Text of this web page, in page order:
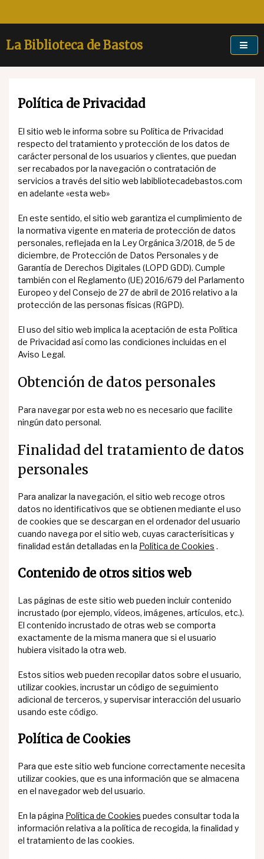
La Biblioteca de Bastos
Política de Privacidad
El sitio web le informa sobre su Política de Privacidad
respecto del tratamiento y protección de los datos de
carácter personal de los usuarios y clientes, que puedan
ser recabados por la navegación o contratación de
servicios a través del sitio web labibliotecadebastos.com
en adelante «esta web»
En este sentido, el sitio web garantiza el cumplimiento de
la normativa vigente en materia de protección de datos
personales, reflejada en la Ley Orgánica 3/2018, de 5 de
diciembre, de Protección de Datos Personales y de
Garantía de Derechos Digitales (LOPD GDD). Cumple
también con el Reglamento (UE) 2016/679 del Parlamento
Europeo y del Consejo de 27 de abril de 2016 relativo a la
protección de las personas físicas (RGPD).
El uso del sitio web implica la aceptación de esta Política
de Privacidad así como las condiciones incluidas en el
Aviso Legal.
Obtención de datos personales
Para navegar por esta web no es necesario que facilite
ningún dato personal.
Finalidad del tratamiento de datos
personales
Para analizar la navegación, el sitio web recoge otros
datos no identificativos que se obtienen mediante el uso
de cookies que se descargan en el ordenador del usuario
cuando navega por el sitio web, cuyas caracterísiticas y
finalidad están detalladas en la Política de Cookies .
Contenido de otros sitios web
Las páginas de este sitio web pueden incluir contenido
incrustado (por ejemplo, vídeos, imágenes, artículos, etc.).
El contenido incrustado de otras web se comporta
exactamente de la misma manera que si el usuario
hubiera visitado la otra web.
Estos sitios web pueden recopilar datos sobre el usuario,
utilizar cookies, incrustar un código de seguimiento
adicional de terceros, y supervisar interacción del usuario
usando este código.
Política de Cookies
Para que este sitio web funcione correctamente necesita
utilizar cookies, que es una información que se almacena
en el navegador web del usuario.
En la página Política de Cookies puedes consultar toda la
información relativa a la política de recogida, la finalidad y
el tratamiento de las cookies.